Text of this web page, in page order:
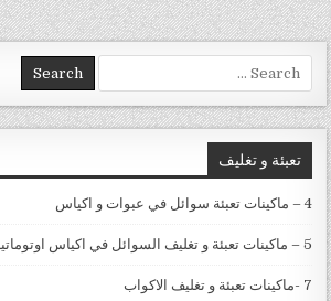
Search for:
تعبئة و تغليف
4 – ماكينات تعبئة سوائل في عبوات و اكياس
5 – ماكينات تعبئة و تغليف السوائل في اكياس اوتوماتيك
7 -ماكينات تعبئة و تغليف الاكواب